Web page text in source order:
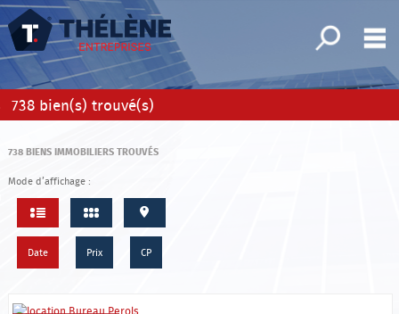
Affiner la
Bureaux
d'activité/Entrepôts
Terrains
Mes sélections
738 bien(s) trouvé(s)
738 BIENS IMMOBILIERS TROUVÉS
Mode d’affichage :
Date Prix CP